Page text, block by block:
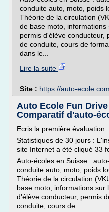
conduite auto, moto, poids
Théorie de la circulation
de base moto, informations
permis d'élève conducteur,
de conduite, cours de
dans le...
Lire la suite
Site : https://auto-
Auto Ecole Fun
Comparatif d'auto-
Ecris la première
Statistiques de 30 jours :
site Internet a été cliqué 33
Auto-écoles en Suisse :
conduite auto, moto, poids
Théorie de la circulation
base moto, informations sur
d'élève conducteur, permis
conduite, cours de...